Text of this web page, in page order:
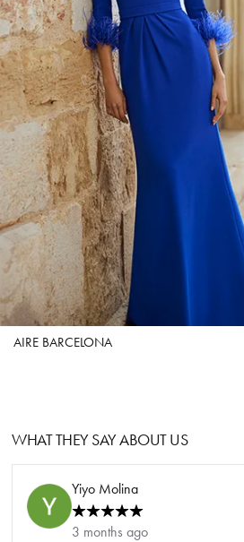
AIRE BARCELONA
WHAT THEY SAY ABOUT US
Yiyo Molina
3 months ago